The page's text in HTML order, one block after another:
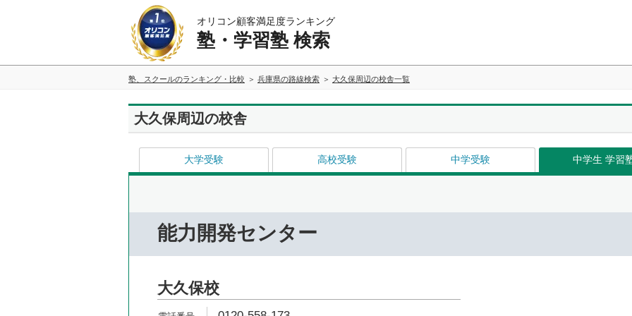
オリコン顧客満足度ランキング
塾・学習塾 検索
塾、スクールのランキング・比較 兵庫県の路線検索 大久保周辺の校舎一覧
大久保周辺の校舎
大学受験 高校受験 中学受験 中学生 学習
能力開発センター
大久保校